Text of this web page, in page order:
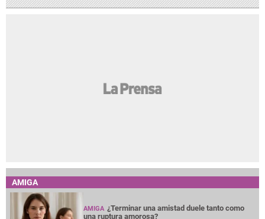
AMIGA
AMIGA ¿Terminar una amistad duele tanto como
una ruptura amorosa?